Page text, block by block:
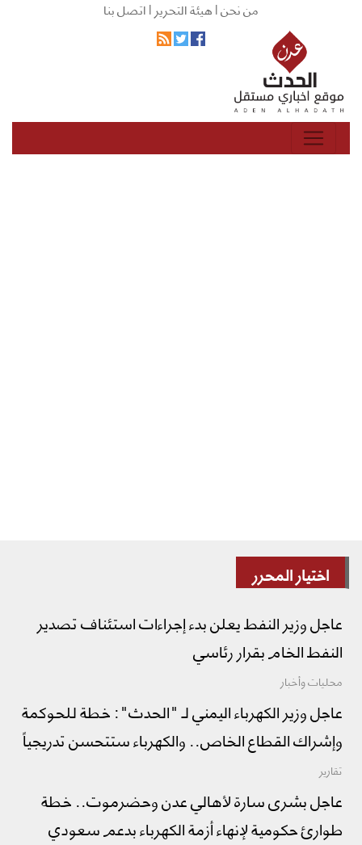
من نحن |هيئة التحرير |اتصل بنا
اختيار المحرر
عاجل وزير النفط يعلن بدء إجراءات استئناف تصدير
النفط الخام بقرار رئاسي
محليات وأخبار
عاجل وزير الكهرباء اليمني لـ "الحدث": خطة للحوكمة
وإشراك القطاع الخاص.. والكهرباء ستتحسن تدريجياً
تقارير
عاجل بشرى سارة لأهالي عدن وحضرموت.. خطة
طوارئ حكومية لإنهاء أزمة الكهرباء بدعم سعودي